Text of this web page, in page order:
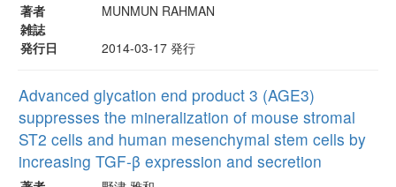
著者
MUNMUN RAHMAN
雑誌
発行日
2014-03-17 発行
Advanced glycation end product 3 (AGE3)
suppresses the mineralization of mouse stromal
ST2 cells and human mesenchymal stem cells by
increasing TGF-β expression and secretion